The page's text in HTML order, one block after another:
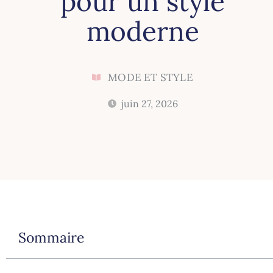
moderne
MODE ET STYLE
juin 27, 2026
Sommaire